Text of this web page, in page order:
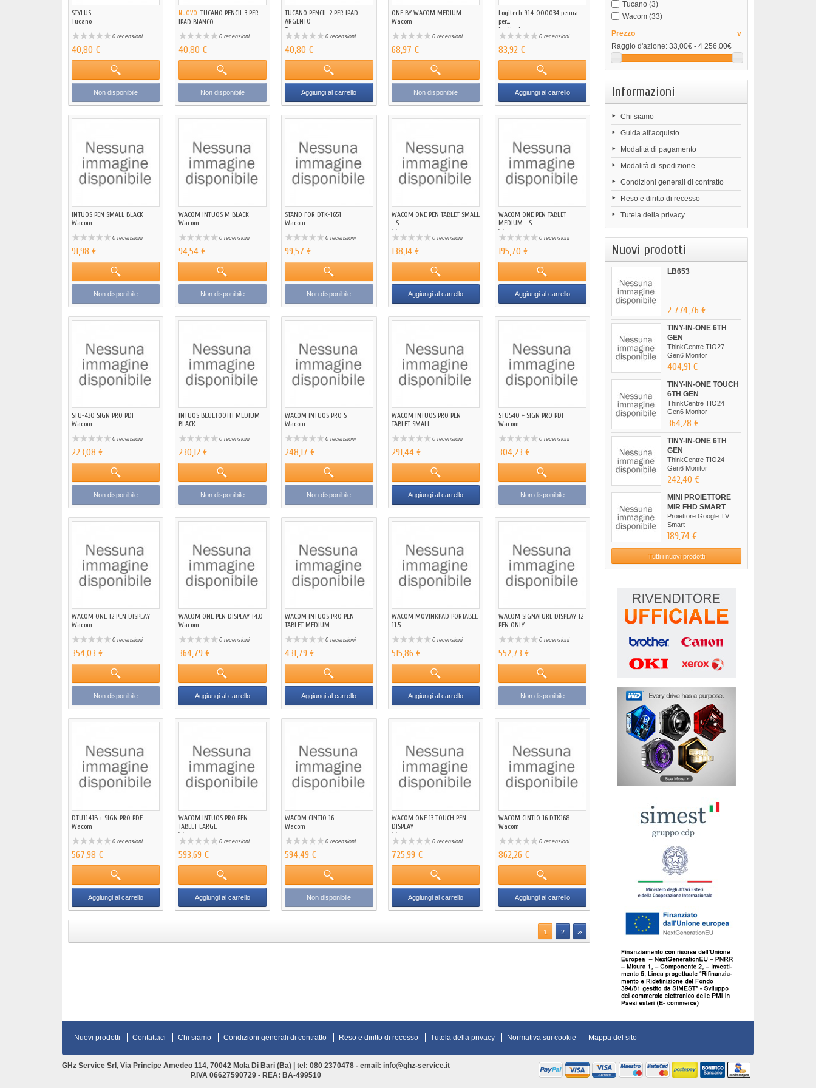
STYLUS
Tucano
0 recensioni
40,80 €
Non disponibile
NUOVO TUCANO PENCIL 3 PER
IPAD BIANCO
0 recensioni
40,80 €
Non disponibile
TUCANO PENCIL 2 PER IPAD
ARGENTO
Tucano
0 recensioni
40,80 €
Aggiungi al carrello
ONE BY WACOM MEDIUM
Wacom
0 recensioni
68,97 €
Non disponibile
Logitech 914-000034 penna
per...
Logitech
0 recensioni
83,92 €
Aggiungi al carrello
INTUOS PEN SMALL BLACK
Wacom
0 recensioni
91,98 €
Non disponibile
WACOM INTUOS M BLACK
Wacom
0 recensioni
94,54 €
Non disponibile
STAND FOR DTK-1651
Wacom
0 recensioni
99,57 €
Non disponibile
WACOM ONE PEN TABLET SMALL
- S
Wacom
0 recensioni
138,14 €
Aggiungi al carrello
WACOM ONE PEN TABLET
MEDIUM - S
Wacom
0 recensioni
195,70 €
Aggiungi al carrello
STU-430 SIGN PRO PDF
Wacom
0 recensioni
223,08 €
Non disponibile
INTUOS BLUETOOTH MEDIUM
BLACK
Wacom
0 recensioni
230,12 €
Non disponibile
WACOM INTUOS PRO S
Wacom
0 recensioni
248,17 €
Non disponibile
WACOM INTUOS PRO PEN
TABLET SMALL
Wacom
0 recensioni
291,44 €
Aggiungi al carrello
STU540 + SIGN PRO PDF
Wacom
0 recensioni
304,23 €
Non disponibile
WACOM ONE 12 PEN DISPLAY
Wacom
0 recensioni
354,03 €
Non disponibile
WACOM ONE PEN DISPLAY 14.0
Wacom
0 recensioni
364,79 €
Aggiungi al carrello
WACOM INTUOS PRO PEN
TABLET MEDIUM
Wacom
0 recensioni
431,79 €
Aggiungi al carrello
WACOM MOVINKPAD PORTABLE
11.5
Wacom
0 recensioni
515,86 €
Aggiungi al carrello
WACOM SIGNATURE DISPLAY 12
PEN ONLY
Wacom
0 recensioni
552,73 €
Non disponibile
DTU1141B + SIGN PRO PDF
Wacom
0 recensioni
567,98 €
Aggiungi al carrello
WACOM INTUOS PRO PEN
TABLET LARGE
Wacom
0 recensioni
593,69 €
Aggiungi al carrello
WACOM CINTIQ 16
Wacom
0 recensioni
594,49 €
Non disponibile
WACOM ONE 13 TOUCH PEN
DISPLAY
Wacom
0 recensioni
725,99 €
Aggiungi al carrello
WACOM CINTIQ 16 DTK168
Wacom
0 recensioni
862,26 €
Aggiungi al carrello
1 2 »
Tucano(3)
Wacom(33)
Prezzo
v
Raggio d'azione: 33,00€ - 4 256,00€
Informazioni
Chi siamo
Guida all'acquisto
Modalità di pagamento
Modalità di spedizione
Condizioni generali di contratto
Reso e diritto di recesso
Tutela della privacy
Nuovi prodotti
LB653
2 774,76 €
TINY-IN-ONE 6TH
GEN
ThinkCentre TIO27
Gen6 Monitor
404,91 €
TINY-IN-ONE TOUCH
6TH GEN
ThinkCentre TIO24
Gen6 Monitor
364,28 €
TINY-IN-ONE 6TH
GEN
ThinkCentre TIO24
Gen6 Monitor
242,40 €
MINI PROIETTORE
MIR FHD SMART
Proiettore Google TV
Smart
189,74 €
Tutti i nuovi prodotti
Nuovi prodotti Contattaci Chi siamo Condizioni generali di contratto Reso e diritto di recesso Tutela della privacy Normativa sui cookie Mappa del sito
GHz Service Srl, Via Principe Amedeo 114, 70042 Mola Di Bari (Ba) | tel: 080 2370478 - email: info@ghz-service.it
P.IVA 06627590729 - REA: BA-499510